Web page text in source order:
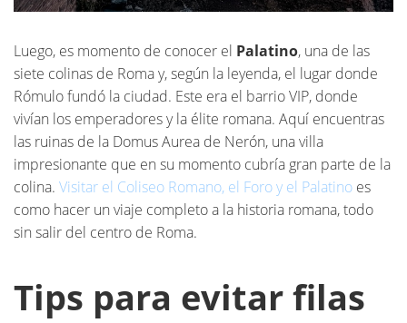
Luego, es momento de conocer el Palatino, una de las
siete colinas de Roma y, según la leyenda, el lugar donde
Rómulo fundó la ciudad. Este era el barrio VIP, donde
vivían los emperadores y la élite romana. Aquí encuentras
las ruinas de la Domus Aurea de Nerón, una villa
impresionante que en su momento cubría gran parte de la
colina. Visitar el Coliseo Romano, el Foro y el Palatino es
como hacer un viaje completo a la historia romana, todo
sin salir del centro de Roma.
Tips para evitar filas